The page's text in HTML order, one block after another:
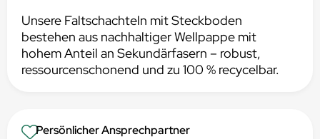
Unsere Faltschachteln mit Steckboden
bestehen aus nachhaltiger Wellpappe mit
hohem Anteil an Sekundärfasern – robust,
ressourcenschonend und zu 100 % recycelbar.
Persönlicher Ansprechpartner